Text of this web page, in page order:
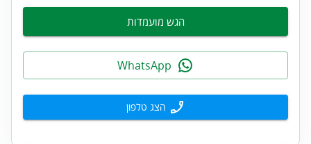
הגש מועמדות
הצג טלפון